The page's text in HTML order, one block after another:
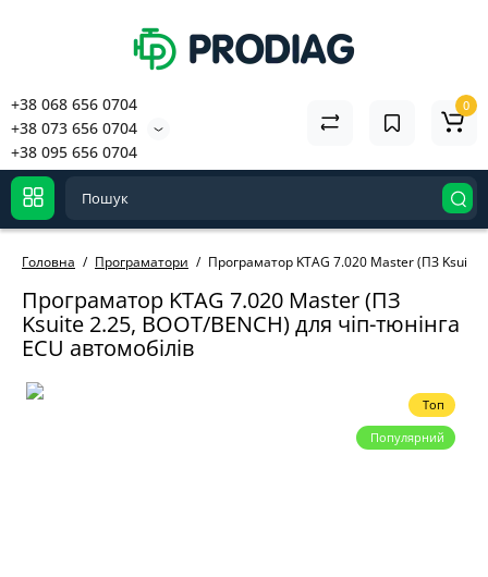
+38 068 656 0704
+38 073 656 0704
+38 095 656 0704
0
Головна Програматори Програматор KTAG 7.020 Master (ПЗ Ksuite
Програматор KTAG 7.020 Master (ПЗ
Ksuite 2.25, BOOT/BENCH) для чіп-тюнінга
ECU автомобілів
Топ
Популярний